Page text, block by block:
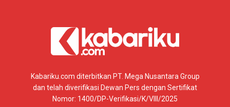
Kabariku.com diterbitkan PT. Mega Nusantara Group
dan telah diverifikasi Dewan Pers dengan Sertifikat
Nomor: 1400/DP-Verifikasi/K/VIII/2025